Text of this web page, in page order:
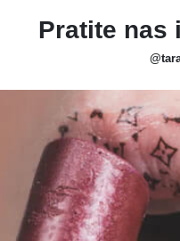
Pratite nas